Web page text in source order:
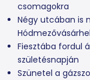
csomagokra
Négy utcában is
Fiesztába fordul
születésnapján
Szünetel a